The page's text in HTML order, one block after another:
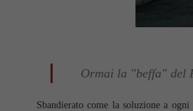
Ormai la "beffa" del
Sbandierato come la soluzione a